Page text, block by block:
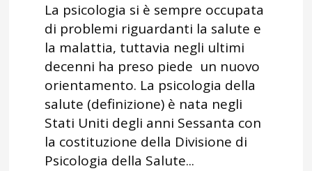
La psicologia si è sempre occupata
di problemi riguardanti la salute e
la malattia, tuttavia negli ultimi
decenni ha preso piede un nuovo
orientamento. La psicologia della
salute (definizione) è nata negli
Stati Uniti degli anni Sessanta con
la costituzione della Divisione di
Psicologia della Salute...